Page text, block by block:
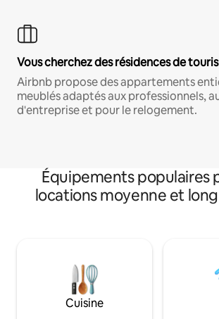
Vous cherchez des résidences de
Airbnb propose des appartements
meublés adaptés aux professionnels,
d'entreprise et pour le relogement.
Équipements populaires
locations moyenne et
Cuisine